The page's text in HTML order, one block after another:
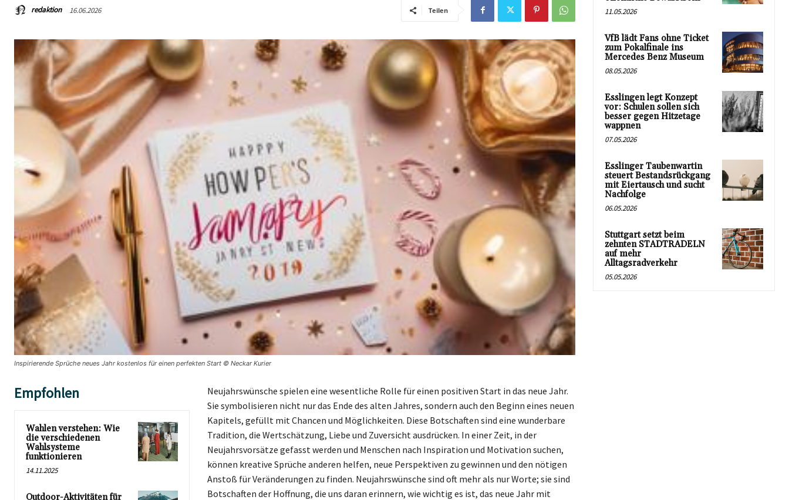
redaktion 16.06.2026 Teilen
Inspirierende Sprüche neues Jahr kostenlos für einen perfekten Start © Neckar Kurier
Empfohlen
Wahlen verstehen: Wie
die verschiedenen
Wahlsysteme
funktionieren
14.11.2025
Outdoor-Aktivitäten für
Neujahrswünsche spielen eine wesentliche Rolle für einen positiven Start in das neue Jahr.
Sie symbolisieren nicht nur das Ende des alten Jahres, sondern auch den Beginn eines neuen
Kapitels, gefüllt mit Chancen und Möglichkeiten. Diese Botschaften sind eine wunderbare
Tradition, die Wertschätzung, Liebe und Zuversicht ausdrücken. In einer Zeit, in der
Neujahrsvorsätze gefasst werden und Menschen nach Inspiration und Motivation suchen,
können kreative Sprüche anderen helfen, neue Perspektiven zu gewinnen und den nötigen
Anstoß für Veränderungen zu finden. Neujahrswünsche sind oft mehr als nur Worte; sie sind
Botschaften der Hoffnung, die uns daran erinnern, wie wichtig es ist, das neue Jahr mit
11.05.2026
VfB lädt Fans ohne Ticket
zum Pokalfinale ins
Mercedes Benz Museum
08.05.2026
Esslingen legt Konzept
vor: Schulen sollen sich
besser gegen Hitzetage
wappnen
07.05.2026
Esslinger Taubenwartin
steuert Bestandsrückgang
mit Eiertausch und sucht
Nachfolge
06.05.2026
Stuttgart setzt beim
zehnten STADTRADELN
auf mehr
Alltagsradverkehr
05.05.2026